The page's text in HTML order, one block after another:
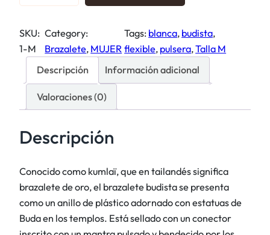
g
i
l
e
a
1
4
,
9
u
a
l
s
:
1
9
5
€
u
s
e
a
b
u
d
s
t
a
s
SKU:
1-M
Category:
Brazalete, MUJER
Tags: blanca, budista
flexible, pulsera, Talla M
Descripción
Información adicional
Valoraciones (0)
Descripción
Conocido como kumlaï, que en tailandés significa
brazalete de oro, el brazalete budista se presenta
como un anillo de plástico adornado con estatuas de
Buda en los templos. Está sellado con un conector